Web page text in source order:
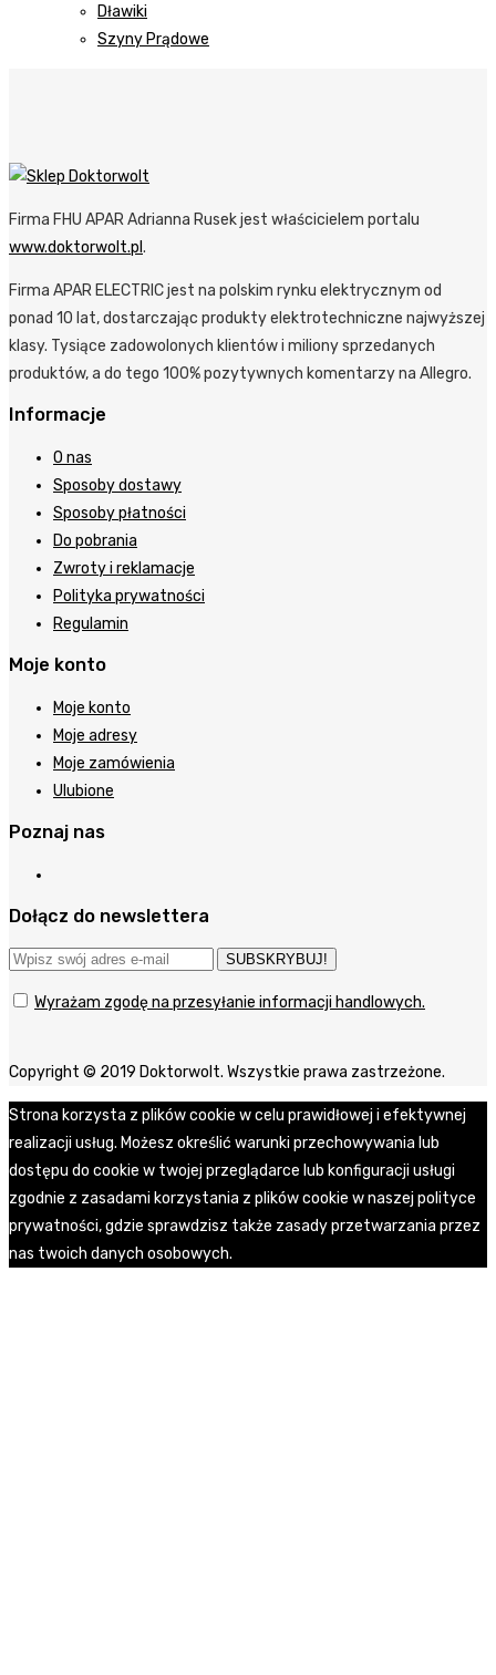
Dławiki
Szyny Prądowe
Firma FHU APAR Adrianna Rusek jest właścicielem portalu
www.doktorwolt.pl .
Firma APAR ELECTRIC jest na polskim rynku elektrycznym od
ponad 10 lat, dostarczając produkty elektrotechniczne najwyższej
klasy. Tysiące zadowolonych klientów i miliony sprzedanych
produktów, a do tego 100% pozytywnych komentarzy na Allegro.
Informacje
O nas
Sposoby dostawy
Sposoby płatności
Do pobrania
Zwroty i reklamacje
Polityka prywatności
Regulamin
Moje konto
Moje konto
Moje adresy
Moje zamówienia
Ulubione
Poznaj nas
Dołącz do newslettera
SUBSKRYBUJ!
Wyrażam zgodę na przesyłanie informacji handlowych.
Copyright © 2019 Doktorwolt. Wszystkie prawa zastrzeżone.
Strona korzysta z plików cookie w celu prawidłowej i efektywnej
realizacji usług. Możesz określić warunki przechowywania lub
dostępu do cookie w twojej przeglądarce lub konfiguracji usługi
zgodnie z zasadami korzystania z plików cookie w naszej polityce
prywatności, gdzie sprawdzisz także zasady przetwarzania przez
nas twoich danych osobowych.